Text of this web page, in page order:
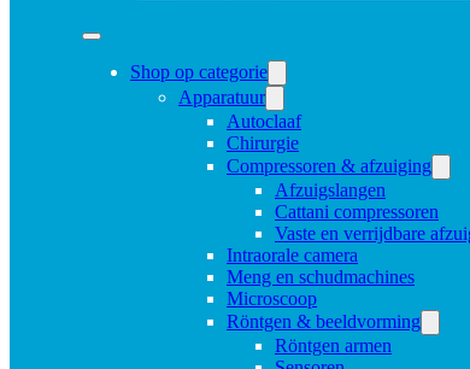
Shop op categorie
Apparatuur
Autoclaaf
Chirurgie
Compressoren & afzuiging
Afzuigslangen
Cattani compressoren
Vaste en verrijdbare
Intraorale camera
Meng en schudmachines
Microscoop
Röntgen & beeldvorming
Röntgen armen